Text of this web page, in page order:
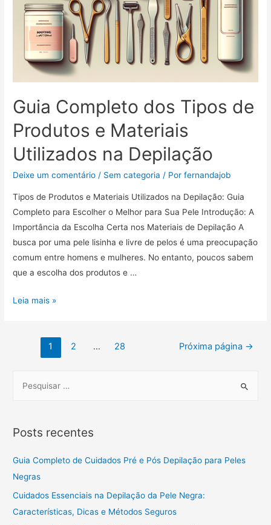
Guia Completo dos Tipos de
Produtos e Materiais
Utilizados na Depilação
Deixe um comentário / Sem categoria / Porfernandajob
Tipos de Produtos e Materiais Utilizados na Depilação: Guia
Completo para Escolher o Melhor para Sua Pele Introdução: A
Importância da Escolha Certa nos Materiais de Depilação A
busca por uma pele lisinha e livre de pelos é uma preocupação
comum entre homens e mulheres. No entanto, poucos sabem
que a escolha dos produtos e …
Guia
na
Leia mais »
Navegação
posts
1 2 … 28 Próxima página →
r
h
f
o
r
Posts recentes
Guia Completo de Cuidados Pré e Pós Depilação para Peles
Negras
Cuidados Essenciais na Depilação da Pele Negra:
Características, Dicas e Métodos Seguros